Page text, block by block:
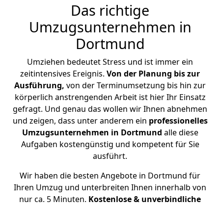
Das richtige
Umzugsunternehmen in
Dortmund
Umziehen bedeutet Stress und ist immer ein
zeitintensives Ereignis. Von der Planung bis zur
Ausführung, von der Terminumsetzung bis hin zur
körperlich anstrengenden Arbeit ist hier Ihr Einsatz
gefragt. Und genau das wollen wir Ihnen abnehmen
und zeigen, dass unter anderem ein professionelles
Umzugsunternehmen in Dortmund alle diese
Aufgaben kostengünstig und kompetent für Sie
ausführt.
Wir haben die besten Angebote in Dortmund für
Ihren Umzug und unterbreiten Ihnen innerhalb von
nur ca. 5 Minuten. Kostenlose & unverbindliche